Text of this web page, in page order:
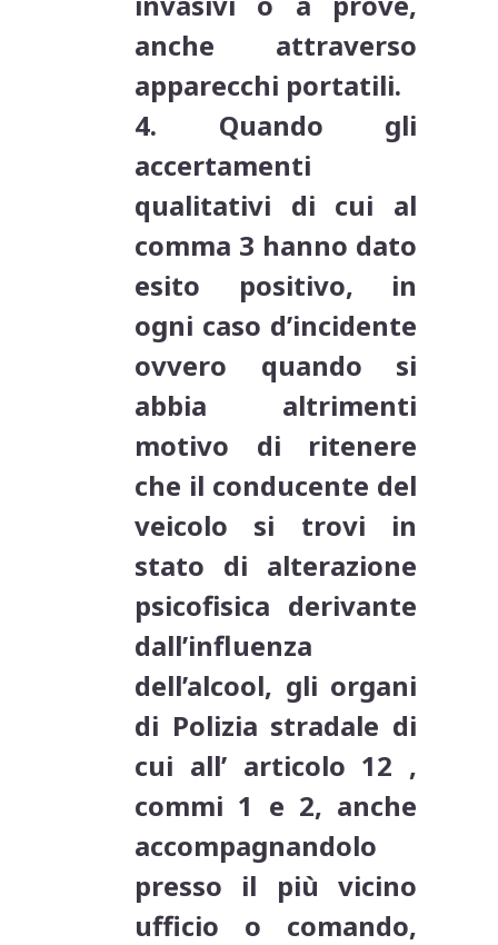
anche attraverso
apparecchi portatili.
4. Quando gli
accertamenti
qualitativi di cui al
comma 3 hanno dato
esito positivo, in
ogni caso d’incidente
ovvero quando si
abbia altrimenti
motivo di ritenere
che il conducente del
veicolo si trovi in
stato di alterazione
psicofisica derivante
dall’influenza
dell’alcool, gli organi
di Polizia stradale di
cui all’ articolo 12 ,
commi 1 e 2, anche
accompagnandolo
presso il più vicino
ufficio o comando,